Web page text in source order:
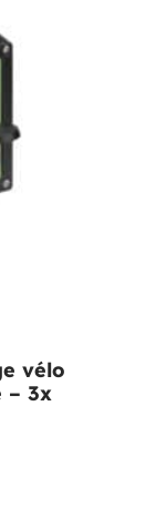
vélo
– 3x